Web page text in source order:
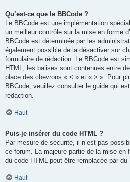
Qu’est-ce que le BBCode ?
Le BBCode est une implémentation
un meilleur contrôle sur la mise en forme
BBCode est déterminée par les
également possible de la désactiver sur
formulaire de rédaction. Le BBCode est
HTML, les balises sont contenues entre
place des chevrons « < » et « > ». Pour
BBCode, veuillez consulter le guide qui
rédaction.
Haut
Puis-je insérer du code HTML ?
Par mesure de sécurité, il n’est pas
ce forum. La majeure partie de la mise en
du code HTML peut être remplacée par du
Haut